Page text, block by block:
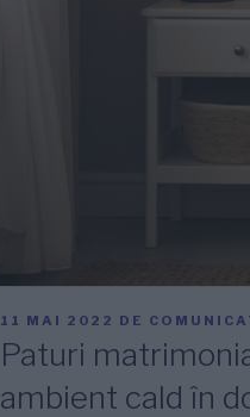
PUBLICAT
11 MAI 2022 DE
Paturi
ambient cald în